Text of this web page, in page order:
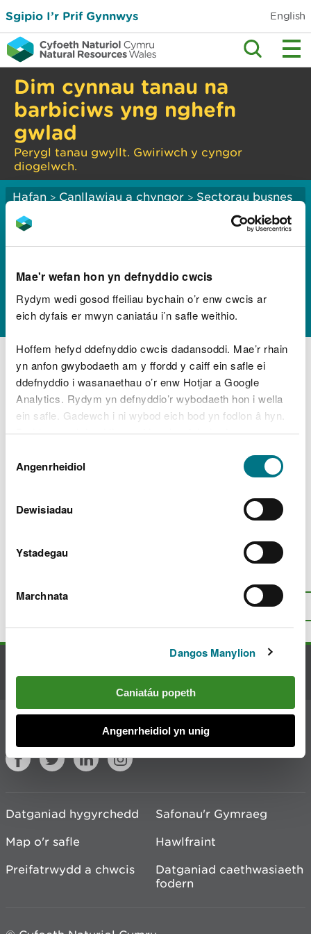
Mae'r wefan hon yn defnyddio cwcis
Rydym wedi gosod ffeiliau bychain o’r enw cwcis ar
eich dyfais er mwyn caniatáu i’n safle weithio.
Hoffem hefyd ddefnyddio cwcis dadansoddi. Mae’r rhain
yn anfon gwybodaeth am y ffordd y caiff ein safle ei
ddefnyddio i wasanaethau o’r enw Hotjar a Google
Analytics. Rydym yn defnyddio’r wybodaeth hon i wella
ein safle. Gadewch i ni wybod eich bod yn fodlon â hyn.
Byddwn yn defnyddio cwci i gadw eich dewis.
Gellirdarllen mwy am ein cwcis cyn i chi ddewis.
Caniatâd
Angenrheidiol
Dewisiadau
Ystadegau
Marchnata
Dangos Manylion
Caniatáu popeth
Angenrheidiol yn unig
Sgipio I’r Prif Gynnwys English
Dim cynnau tanau na
barbiciws yng nghefn
gwlad
Perygl tanau gwyllt. Gwiriwch y cyngor
diogelwch.
Hafan > Canllawiau a chyngor > Sectorau busnes
Is-ddeddfau
genweirio (rheolau
pysgota)
Pryd, beth a ble y gallwch bysgota
Defnyddio llithiau ac abwydydd
Defnyddio gwialen a phlwm
Rhwydi glanio, rhwydi cadw a sachau cadw
Manylion ardaloedd pysgodfeydd
hon?
Rhowch eich adborth
I fyny
Ymuno â'r sgwrs
Datganiad hygyrchedd
Safonau'r Gymraeg
Map o'r safle
Hawlfraint
Preifatrwydd a chwcis
Datganiad caethwasiaeth
fodern